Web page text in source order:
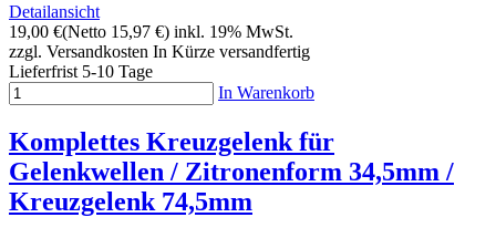
Detailansicht
19,00 €(Netto 15,97 €) inkl. 19% MwSt.
zzgl. Versandkosten In Kürze versandfertig
Lieferfrist 5-10 Tage
In Warenkorb
Komplettes Kreuzgelenk für
Gelenkwellen / Zitronenform 34,5mm /
Kreuzgelenk 74,5mm